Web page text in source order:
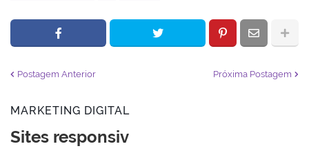
Postagem Anterior Próxima Postagem
MARKETING DIGITAL
Sites responsivos